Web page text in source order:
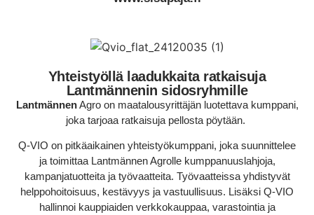
Yhteistyöllä laadukkaita ratkaisuja
Lantmännenin sidosryhmille
LantmännenAgro on maatalousyrittäjän luotettava kumppani,
joka tarjoaa ratkaisuja pellosta pöytään.
Q-VIO on pitkäaikainen yhteistyökumppani, joka suunnittelee
ja toimittaa Lantmännen Agrolle kumppanuuslahjoja,
kampanjatuotteita ja työvaatteita. Työvaatteissa yhdistyvät
helppohoitoisuus, kestävyys ja vastuullisuus. Lisäksi Q-VIO
hallinnoi kauppiaiden verkkokauppaa, varastointia ja